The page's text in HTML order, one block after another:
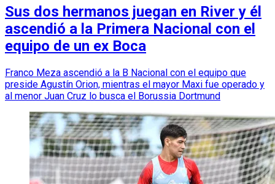
Sus dos hermanos juegan en River y él
ascendió a la Primera Nacional con el
equipo de un ex Boca
Franco Meza ascendió a la B Nacional con el equipo que
preside Agustín Orion, mientras el mayor Maxi fue operado y
al menor Juan Cruz lo busca el Borussia Dortmund